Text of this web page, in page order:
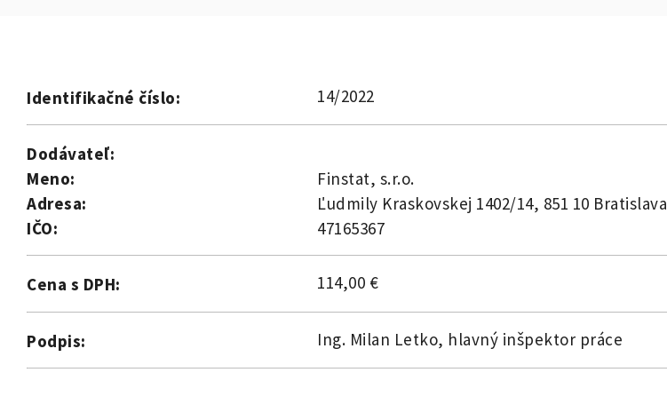
Identifikačné číslo: 14/2022
Dodávateľ:
Meno:
Finstat, s.r.o.
Adresa:
Ľudmily Kraskovskej 1402/14, 851 10 Bratislava
IČO:
47165367
Cena s DPH: 114,00 €
Podpis: Ing. Milan Letko, hlavný inšpektor práce